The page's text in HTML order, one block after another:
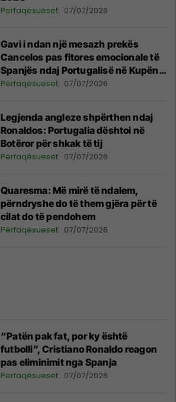
Përfaqësueset 07/07/2026
Gavi i ndan një mesazh prekës
Cancelos pas fitores emocionale të
Spanjës ndaj Portugalisë në Kupën e
Botës
Përfaqësueset 07/07/2026
Legjenda angleze shpërthen ndaj
Ronaldos: Portugalia dështoi në
Botëror për shkak të tij
Përfaqësueset 07/07/2026
Quaresma: Më mirë të ndalem,
përndryshe do të them gjëra për të
cilat do të pendohem
Përfaqësueset 07/07/2026
“Patën pak fat, por ky është
futbolli”, Cristiano Ronaldo reagon
pas eliminimit nga Spanja
Përfaqësueset 07/07/2026